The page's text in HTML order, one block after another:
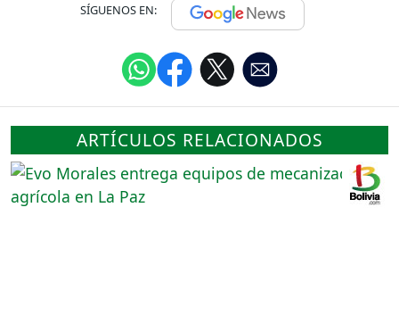
SÍGUENOS EN:
ARTÍCULOS RELACIONADOS